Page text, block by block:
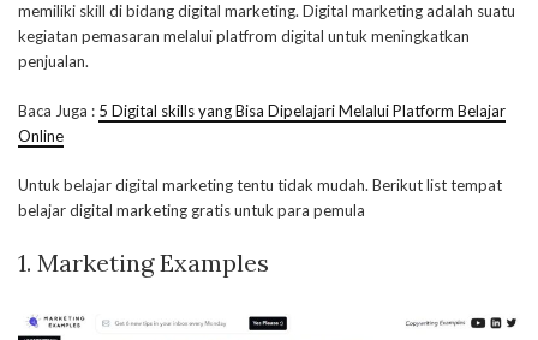
memiliki skill di bidang digital marketing. Digital marketing adalah suatu
kegiatan pemasaran melalui platfrom digital untuk meningkatkan
penjualan.
Baca Juga : 5 Digital skills yang Bisa Dipelajari Melalui Platform Belajar
Online
Untuk belajar digital marketing tentu tidak mudah. Berikut list tempat
belajar digital marketing gratis untuk para pemula
1. Marketing Examples